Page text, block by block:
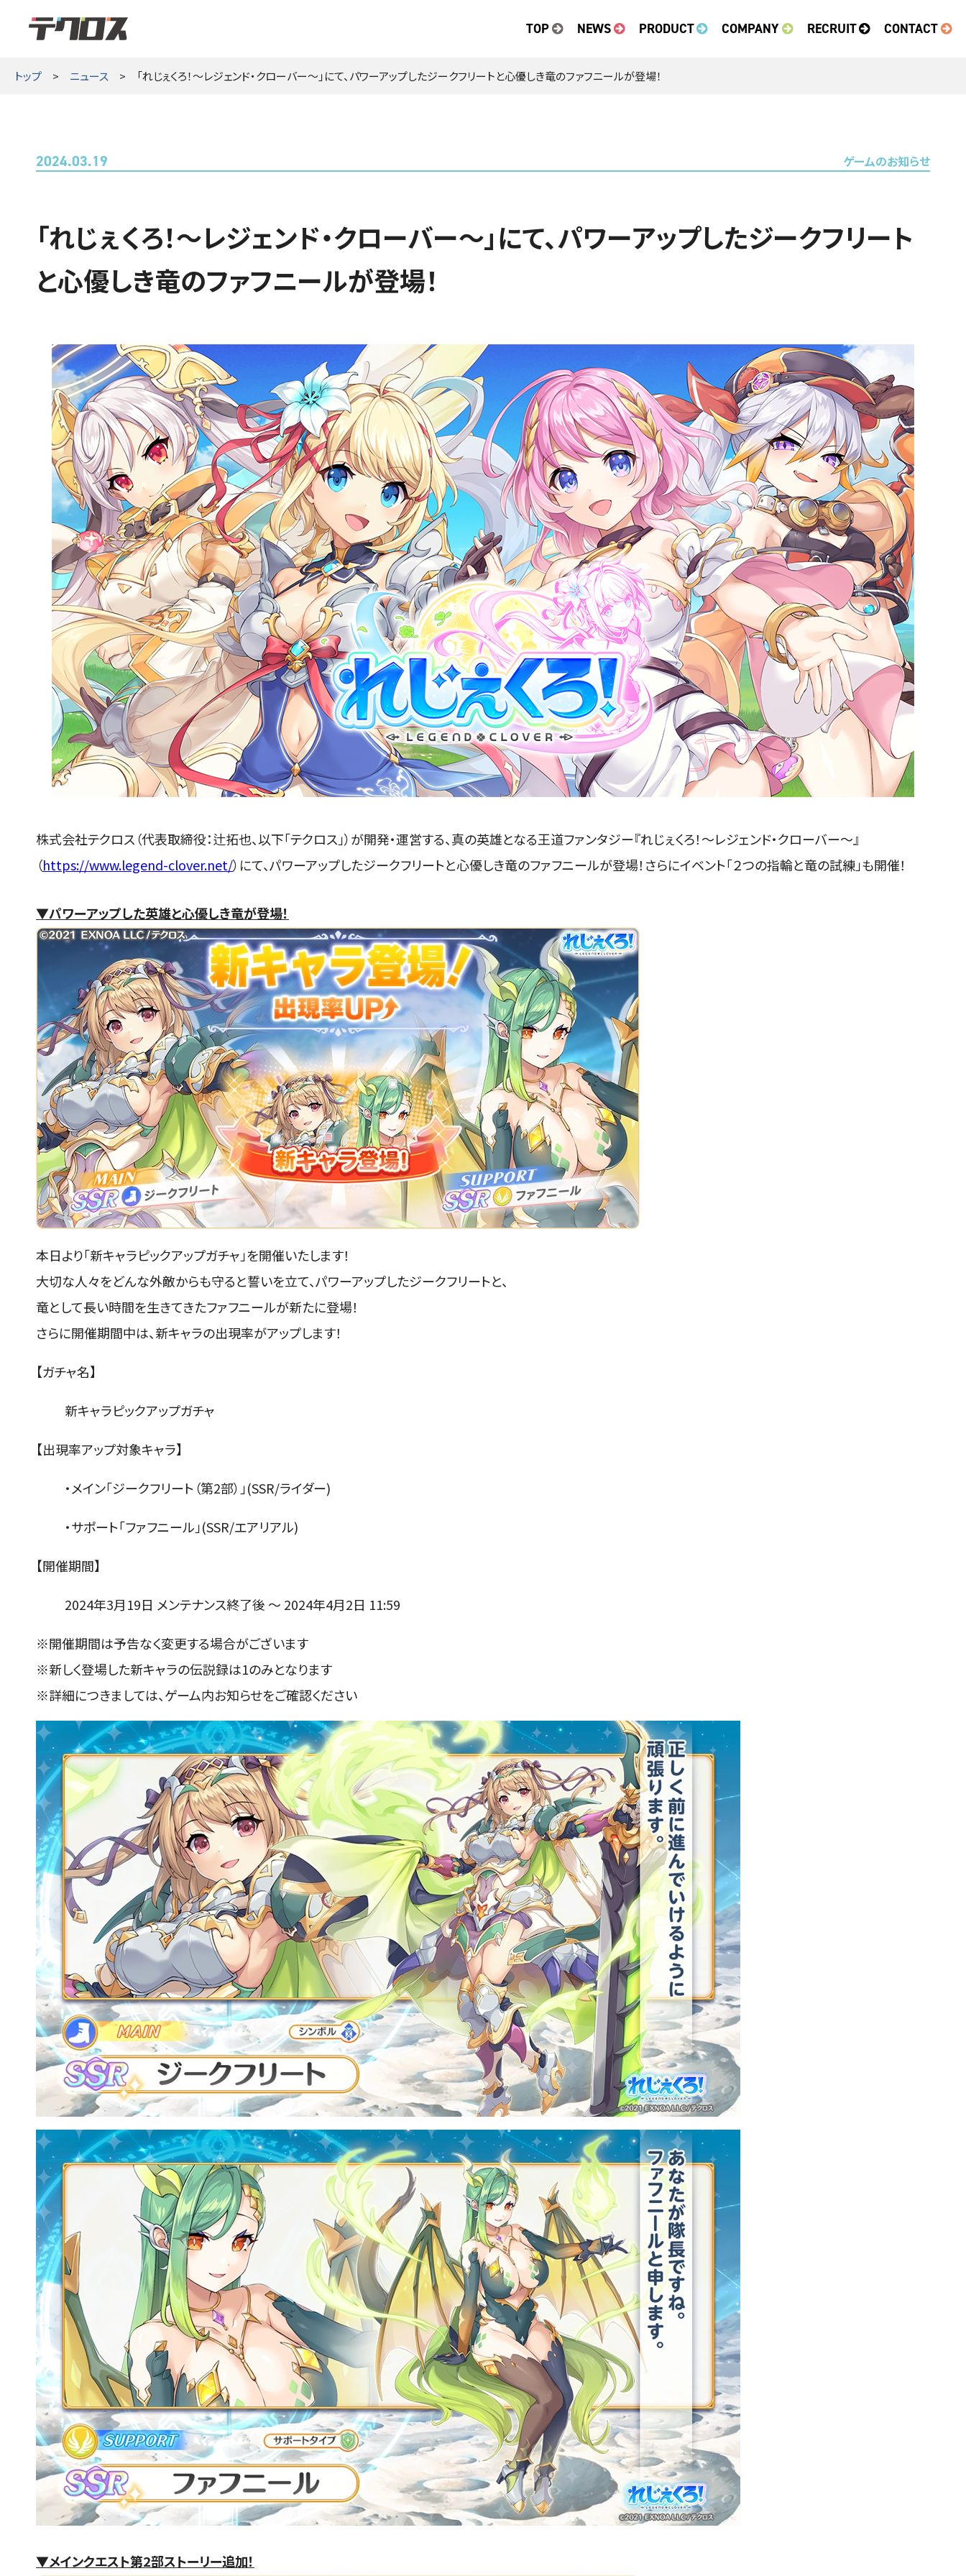
TOP NEWS PRODUCT COMPANY RECRUIT CONTACT
トップ ニュース 「れじぇくろ！～レジェンド・クローバー～」にて、パワーアップしたジークフリートと心優しき竜のファフニールが登場！
2024.03.19 ゲームのお知らせ
「れじぇくろ！～レジェンド・クローバー～」にて、パワーアップしたジークフリート
と心優しき竜のファフニールが登場！
株式会社テクロス（代表取締役：辻拓也、以下「テクロス」）が開発・運営する、真の英雄となる王道ファンタジー『れじぇくろ！～レジェンド・クローバー～』
（https://www.legend-clover.net/）にて、パワーアップしたジークフリートと心優しき竜のファフニールが登場！さらにイベント「２つの指輪と竜の試練」も開催！
▼パワーアップした英雄と心優しき竜が登場！
本日より「新キャラピックアップガチャ」を開催いたします！
大切な人々をどんな外敵からも守ると誓いを立て、パワーアップしたジークフリートと、
竜として長い時間を生きてきたファフニールが新たに登場！
さらに開催期間中は、新キャラの出現率がアップします！
【ガチャ名】
新キャラピックアップガチャ
【出現率アップ対象キャラ】
・メイン「ジークフリート（第2部）」(SSR/ライダー)
・サポート「ファフニール」(SSR/エアリアル)
【開催期間】
2024年3月19日 メンテナンス終了後 ～ 2024年4月2日 11:59
※開催期間は予告なく変更する場合がございます
※新しく登場した新キャラの伝説録は1のみとなります
※詳細につきましては、ゲーム内お知らせをご確認ください
▼メインクエスト第2部ストーリー追加！